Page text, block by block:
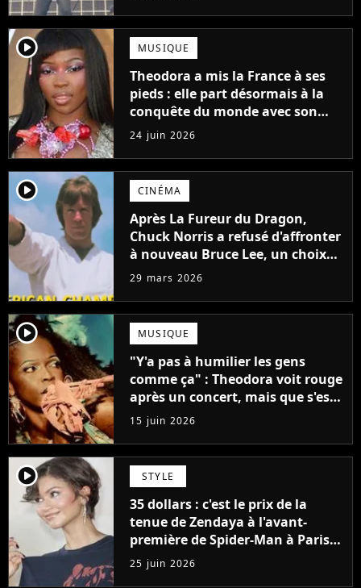
génération
player2 MUSIQUE
Theodora a mis la France à ses
pieds : elle part désormais à la
conquête du monde avec son
premier gros feat international
24 juin 2026
player2 CINÉMA
Après La Fureur du Dragon,
Chuck Norris a refusé d'affronter
à nouveau Bruce Lee, un choix
qui a façonné sa légende
29 mars 2026
player2 MUSIQUE
"Y'a pas à humilier les gens
comme ça" : Theodora voit rouge
après un concert, mais que s'est-
il passé ?
15 juin 2026
player2 STYLE
35 dollars : c'est le prix de la
tenue de Zendaya à l'avant-
première de Spider-Man à Paris,
"Le style n'a pas besoin de coûter
une fortune"
25 juin 2026